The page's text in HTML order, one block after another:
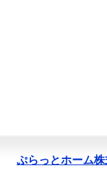
ぷらっとホーム